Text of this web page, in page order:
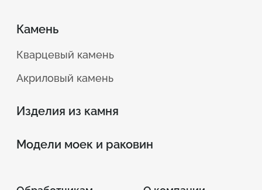
Камень
Кварцевый камень
Акриловый камень
Изделия из камня
Модели моек и раковин